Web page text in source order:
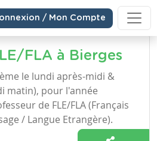
/ Mon Compte
FLA à Bierges
le lundi après-midi &
matin), pour l'année
de FLE/FLA (Français
/ Langue Etrangère).